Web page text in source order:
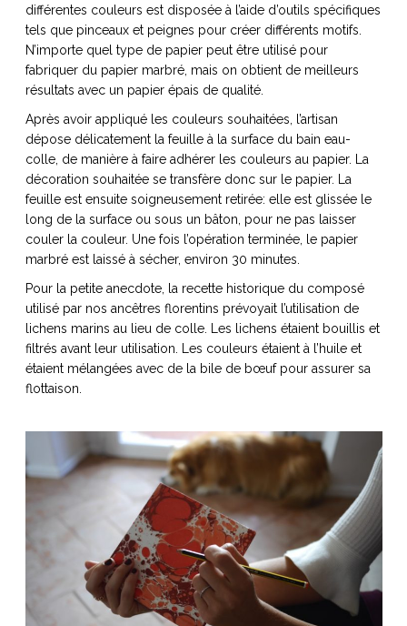
différentes couleurs est disposée à l’aide d’outils spécifiques
tels que pinceaux et peignes pour créer différents motifs.
N’importe quel type de papier peut être utilisé pour
fabriquer du papier marbré, mais on obtient de meilleurs
résultats avec un papier épais de qualité.
Après avoir appliqué les couleurs souhaitées, l’artisan
dépose délicatement la feuille à la surface du bain eau-
colle, de manière à faire adhérer les couleurs au papier. La
décoration souhaitée se transfère donc sur le papier. La
feuille est ensuite soigneusement retirée: elle est glissée le
long de la surface ou sous un bâton, pour ne pas laisser
couler la couleur. Une fois l’opération terminée, le papier
marbré est laissé à sécher, environ 30 minutes.
Pour la petite anecdote, la recette historique du composé
utilisé par nos ancêtres florentins prévoyait l’utilisation de
lichens marins au lieu de colle. Les lichens étaient bouillis et
filtrés avant leur utilisation. Les couleurs étaient à l’huile et
étaient mélangées avec de la bile de bœuf pour assurer sa
flottaison.